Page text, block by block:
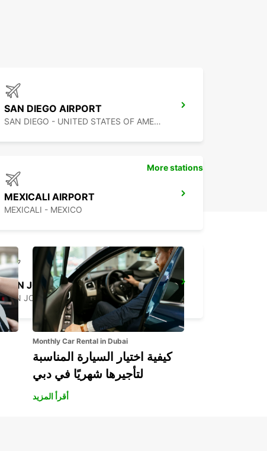
SAN DIEGO AIRPORT
SAN DIEGO - UNITED STATES OF AMERICA
MEXICALI AIRPORT
MEXICALI - MEXICO
SAN JOSE AIRPORT
SAN JOSE - UNITED STATES OF AMERICA
More stations
Monthly Car Rental in Dubai
كيفية اختيار السيارة المناسبة
لتأجيرها شهريًا في دبي
أقرأ المزيد